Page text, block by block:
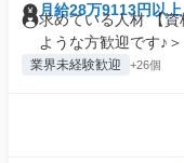
月給28万9113円以上
求めている人材 【
ような方歓迎です♪＞
業界未経験歓迎 +26個